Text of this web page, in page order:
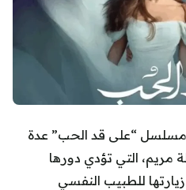
“على قد الحب” عدة
مريم، التي تؤدي دورها
للطبيب النفسي